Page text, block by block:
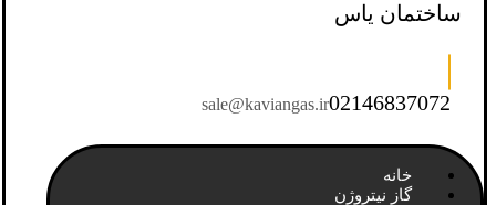
ساختمان یاس
sale@kaviangas.ir02146837072
خانه
گاز نیتروژن